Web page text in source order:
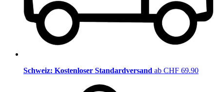
Schweiz: Kostenloser Standardversand ab CHF 69.90